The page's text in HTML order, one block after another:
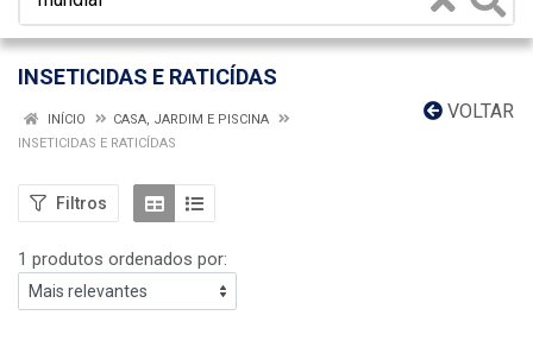
INSETICIDAS E RATICÍDAS
VOLTAR
INÍCIO
CASA, JARDIM E PISCINA
INSETICIDAS E RATICÍDAS
Filtros
1 produtos ordenados por: